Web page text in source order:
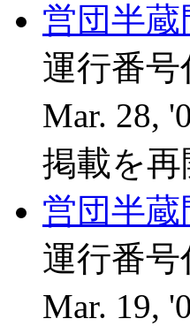
営団半
運行番号
Mar. 28,
掲載を再
営団半
運行番号
Mar. 19,